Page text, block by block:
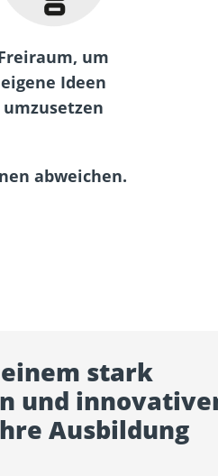
um
eigene Ideen
umzusetzen
abweichen.
stark
und
Ausbildung